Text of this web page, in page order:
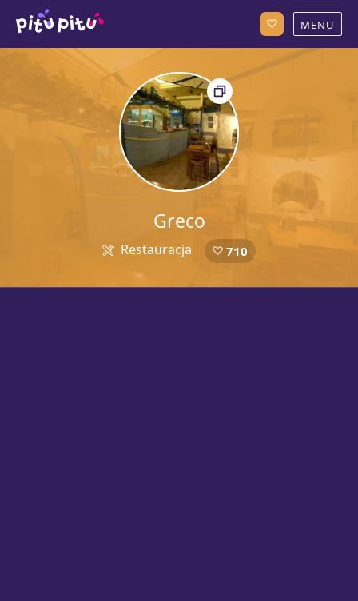
Greco
5 Restauracja 710